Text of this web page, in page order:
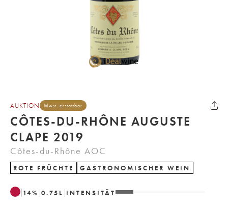
AUKTION Mwst. erstattbar
CÔTES-DU-RHÔNE AUGUSTE
CLAPE 2019
Côtes-du-Rhône AOC
ROTE FRÜCHTE GASTRONOMISCHER WEIN
14% 0.75 L INTENSITÄT